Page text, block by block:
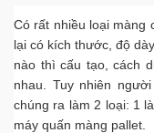
MS HẠNH
MS VÂN ANH
Có rất nhiều loại màng
lại có kích thước, độ
nào thì cấu tạo, cách
nhau. Tuy nhiên
chúng ra làm 2 loại: 1
máy quấn màng pallet.